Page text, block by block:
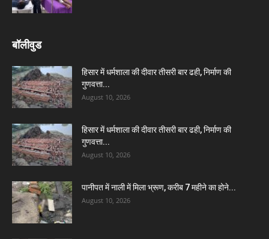
बॉलीवुड
हिसार में धर्मशाला की दीवार तीसरी बार ढही, निर्माण की
गुणवत्ता...
August 10, 2026
हिसार में धर्मशाला की दीवार तीसरी बार ढही, निर्माण की
गुणवत्ता...
August 10, 2026
पानीपत में नाली में मिला भ्रूण, करीब 7 महीने का होने...
August 10, 2026